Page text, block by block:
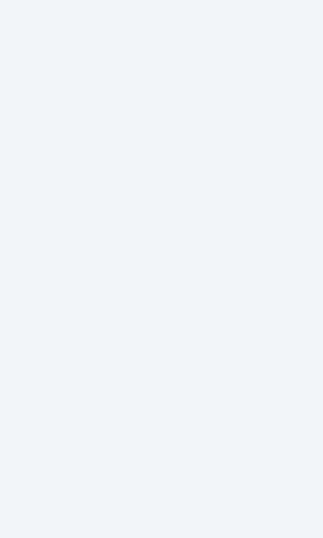
die ein
der eine Aktie von
des Unternehmens.
Investor handelt es
ein Mitspracherecht am
größer ist damit Ihr Einfluss